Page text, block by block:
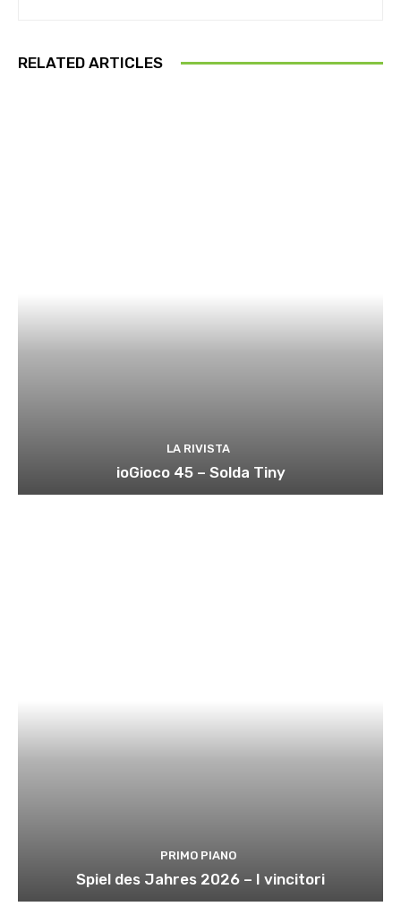
RELATED ARTICLES
LA RIVISTA
ioGioco 45 – Solda Tiny
PRIMO PIANO
Spiel des Jahres 2026 – I vincitori